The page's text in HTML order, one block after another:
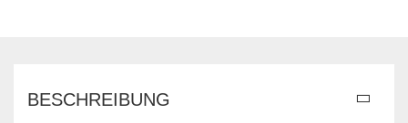
BESCHREIBUNG